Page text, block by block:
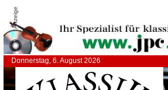
Anzeige
Donnerstag, 6. August 2026